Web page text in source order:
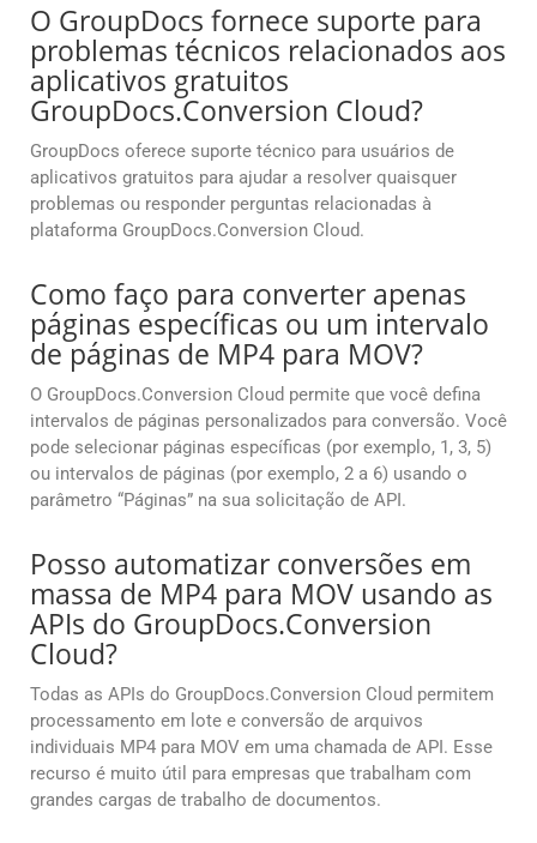
O GroupDocs fornece suporte para
problemas técnicos relacionados aos
aplicativos gratuitos
GroupDocs.Conversion Cloud?
GroupDocs oferece suporte técnico para usuários de
aplicativos gratuitos para ajudar a resolver quaisquer
problemas ou responder perguntas relacionadas à
plataforma GroupDocs.Conversion Cloud.
Como faço para converter apenas
páginas específicas ou um intervalo
de páginas de MP4 para MOV?
O GroupDocs.Conversion Cloud permite que você defina
intervalos de páginas personalizados para conversão. Você
pode selecionar páginas específicas (por exemplo, 1, 3, 5)
ou intervalos de páginas (por exemplo, 2 a 6) usando o
parâmetro “Páginas” na sua solicitação de API.
Posso automatizar conversões em
massa de MP4 para MOV usando as
APIs do GroupDocs.Conversion
Cloud?
Todas as APIs do GroupDocs.Conversion Cloud permitem
processamento em lote e conversão de arquivos
individuais MP4 para MOV em uma chamada de API. Esse
recurso é muito útil para empresas que trabalham com
grandes cargas de trabalho de documentos.